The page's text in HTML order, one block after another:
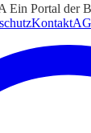
Ein Portal der
Kontakt